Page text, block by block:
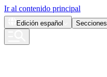
Ir al contenido principal
Edición español Secciones